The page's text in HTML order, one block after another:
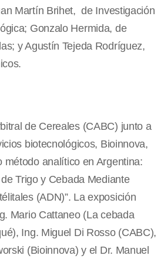
Martín Brihet, de Investigación
Gonzalo Hermida, de
y Agustín Tejeda Rodríguez,
de Cereales (CABC) junto a
biotecnológicos, Bioinnova,
método analítico en Argentina:
Trigo y Cebada Mediante
(ADN)”. La exposición
Mario Cattaneo (La cebada
Ing. Miguel Di Rosso (CABC),
(Bioinnova) y el Dr. Manuel